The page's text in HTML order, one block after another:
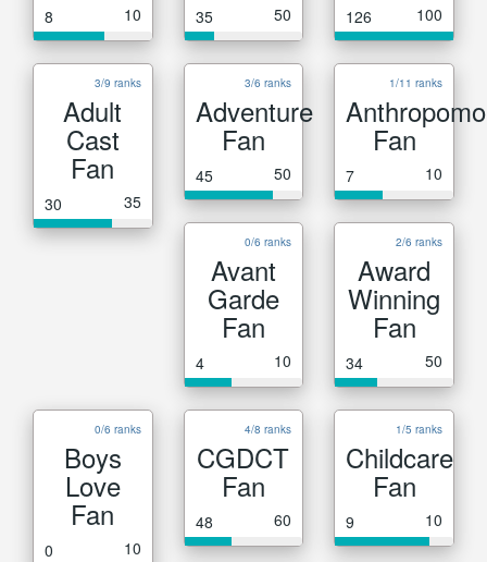
8 10 35 50 126 100
3/9 ranks
Adult
Cast
Fan
30 35
3/6 ranks
Adventure
Fan
45 50
1/11 ranks
Fan
7 10
0/6 ranks
Avant
Garde
Fan
4 10
2/6 ranks
Award
Winning
Fan
34 50
0/6 ranks
Boys
Love
Fan
0 10
4/8 ranks
CGDCT
Fan
48 60
1/5 ranks
Childcare
Fan
9 10